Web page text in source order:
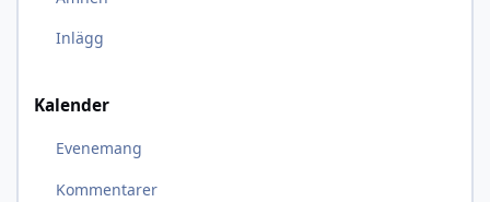
Inlägg
Kalender
Evenemang
Kommentarer